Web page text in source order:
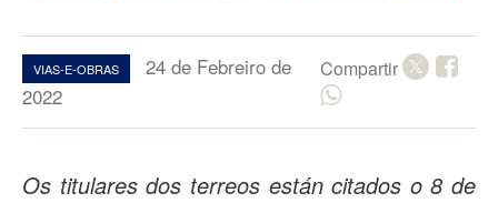
VIAS-E-OBRAS
24 de Febreiro de
2022
Compartir
Os titulares dos terreos están citados o 8 de